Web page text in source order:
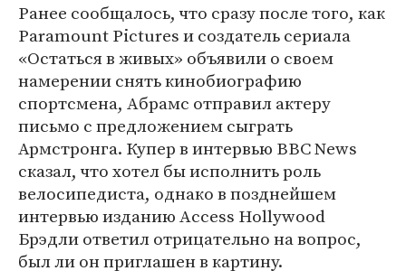
Ранее сообщалось, что сразу после того, как
Paramount Pictures и создатель сериала
«Остаться в живых» объявили о своем
намерении снять кинобиографию
спортсмена, Абрамс отправил актеру
письмо с предложением сыграть
Армстронга. Купер в интервью BBC News
сказал, что хотел бы исполнить роль
велосипедиста, однако в позднейшем
интервью изданию Access Hollywood
Брэдли ответил отрицательно на вопрос,
был ли он приглашен в картину.